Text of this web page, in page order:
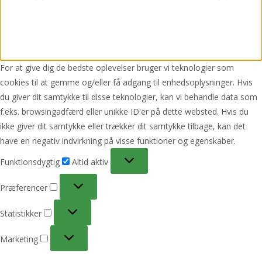
For at give dig de bedste oplevelser bruger vi teknologier som
cookies til at gemme og/eller få adgang til enhedsoplysninger. Hvis
du giver dit samtykke til disse teknologier, kan vi behandle data som
f.eks. browsingadfærd eller unikke ID'er på dette websted. Hvis du
ikke giver dit samtykke eller trækker dit samtykke tilbage, kan det
have en negativ indvirkning på visse funktioner og egenskaber.
Funktionsdygtig
Altid aktiv
Præferencer
Statistikker
Marketing